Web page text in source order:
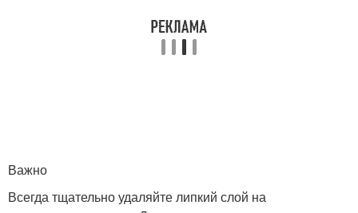
Важно
Всегда тщательно удаляйте липкий слой на